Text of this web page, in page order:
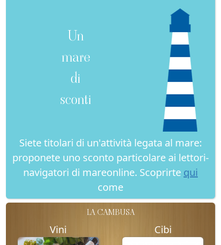
Un
mare
di
sconti
Siete titolari di un'attività legata al mare:
proponete uno sconto particolare ai lettori-
navigatori di mareonline. Scoprirte qui
come
LA CAMBUSA
Vini Cibi